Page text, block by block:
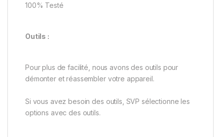
100% Testé
Outils :
Pour plus de facilité, nous avons des outils pour
démonter et réassembler votre appareil.
Si vous avez besoin des outils, SVP sélectionne les
options avec des outils.